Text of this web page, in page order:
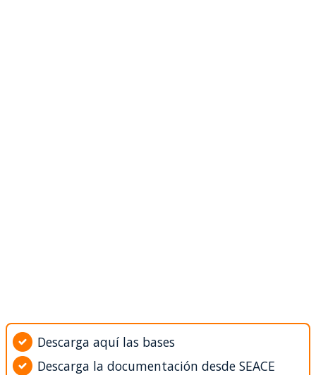
Descarga aquí las bases
Descarga la documentación desde SEACE